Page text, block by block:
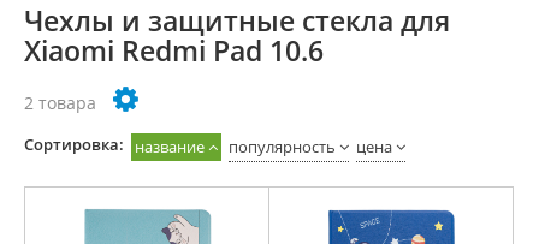
Чехлы и защитные стекла для
Xiaomi Redmi Pad 10.6
2 товара
Cортировка: название популярность цена